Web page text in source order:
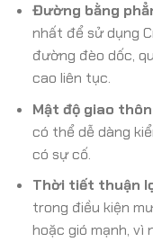
Đường bằng
nhất để sử dụng
đường đèo dốc,
cao liên tục.
Mật độ giao
có thể dễ dàng
có sự cố.
Thời tiết thuận
trong điều kiện
hoặc gió mạnh, vì